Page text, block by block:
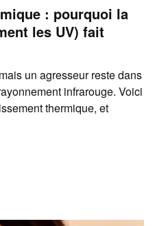
: pourquoi la
les UV) fait
un agresseur reste dans
infrarouge. Voici
thermique, et